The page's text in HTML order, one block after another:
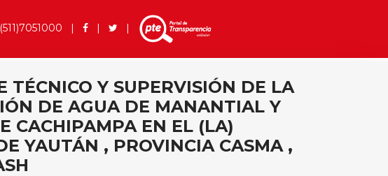
| | |
TÉCNICO Y SUPERVISIÓN DE LA
DE AGUA DE MANANTIAL Y
CACHIPAMPA EN EL (LA)
YAUTÁN , PROVINCIA CASMA ,